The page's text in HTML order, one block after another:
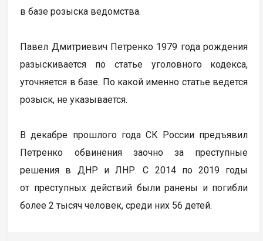
в базе розыска ведомства.
Павел Дмитриевич Петренко 1979 года рождения
разыскивается по статье уголовного кодекса,
уточняется в базе. По какой именно статье ведется
розыск, не указывается.
В декабре прошлого года СК России предъявил
Петренко обвинения заочно за преступные
решения в ДНР и ЛНР. С 2014 по 2019 годы
от преступных действий были ранены и погибли
более 2 тысяч человек, среди них 56 детей.